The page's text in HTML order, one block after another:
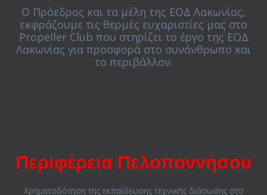
Ο Πρόεδρος και τα μέλη της ΕΟΔ Λακωνίας,
εκφράζουμε τις θερμές ευχαριστίες μας στο
Propeller Club που στηρίζει το έργο της ΕΟΔ
Λακωνίας για προσφορά στο συνάνθρωπο και
το περιβάλλον.
Περιφέρεια Πελοποννήσου
Χρηματοδότηση της εκπαίδευσης τεχνικής διάσωσης στο